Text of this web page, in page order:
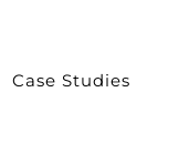
Case Studies